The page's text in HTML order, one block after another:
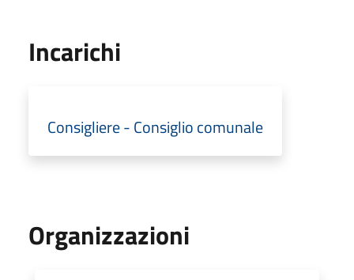
Incarichi
Consigliere - Consiglio comunale
Organizzazioni